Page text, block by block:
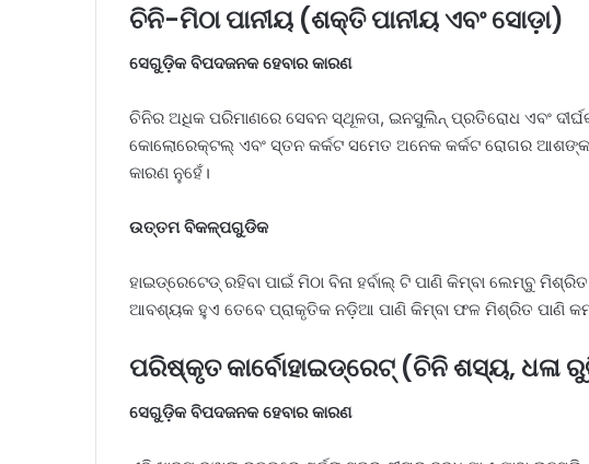
ଚିନି-ମିଠା ପାନୀୟ (ଶକ୍ତି ପାନୀୟ ଏବଂ ସୋଡ଼ା)
ସେଗୁଡ଼ିକ ବିପଦଜନକ ହେବାର କାରଣ
ଚିନିର ଅଧିକ ପରିମାଣରେ ସେବନ ସ୍ଥୂଳତା, ଇନସୁଲିନ୍ ପ୍ରତିରୋଧ ଏବଂ
କୋଲୋରେକ୍ଟଲ୍ ଏବଂ ସ୍ତନ କର୍କଟ ସମେତ ଅନେକ କର୍କଟ ରୋଗର
କାରଣ ନୁହେଁ।
ଉତ୍ତମ ବିକଳ୍ପଗୁଡିକ
ହାଇଡ୍ରେଟେଡ୍ ରହିବା ପାଇଁ ମିଠା ବିନା ହର୍ବାଲ୍ ଟି ପାଣି କିମ୍ବା ଲେମ୍ବୁ
ଆବଶ୍ୟକ ହୁଏ ତେବେ ପ୍ରାକୃତିକ ନଡ଼ିଆ ପାଣି କିମ୍ବା ଫଳ ମିଶ୍ରିତ ପାଣି
ପରିଷ୍କୃତ କାର୍ବୋହାଇଡ୍ରେଟ୍ (ଚିନି ଶସ୍ୟ, ଧଳା
ସେଗୁଡ଼ିକ ବିପଦଜନକ ହେବାର କାରଣ